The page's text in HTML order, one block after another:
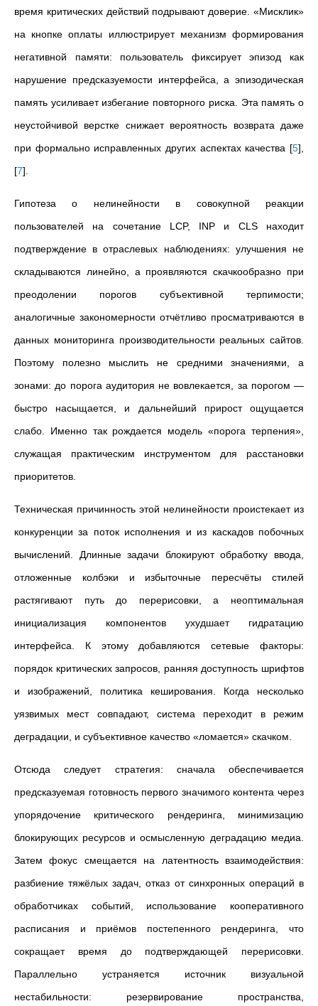
время критических действий подрывают доверие. «Мисклик»
на кнопке оплаты иллюстрирует механизм формирования
негативной памяти: пользователь фиксирует эпизод как
нарушение предсказуемости интерфейса, а эпизодическая
память усиливает избегание повторного риска. Эта память о
неустойчивой верстке снижает вероятность возврата даже
при формально исправленных других аспектах качества [5]
[7]
Гипотеза о нелинейности в совокупной реакции
пользователей на сочетание LCP, INP и CLS находит
подтверждение в отраслевых наблюдениях: улучшения не
складываются линейно, а проявляются скачкообразно при
преодолении порогов субъективной терпимости;
аналогичные закономерности отчётливо просматриваются в
данных мониторинга производительности реальных сайтов.
Поэтому полезно мыслить не средними значениями, а
зонами: до порога аудитория не вовлекается, за порогом —
быстро насыщается, и дальнейший прирост ощущается
слабо. Именно так рождается модель «порога терпения»,
служащая практическим инструментом для расстановки
приоритетов.
Техническая причинность этой нелинейности проистекает из
конкуренции за поток исполнения и из каскадов побочных
вычислений. Длинные задачи блокируют обработку ввода,
отложенные колбэки и избыточные пересчёты стилей
растягивают путь до перерисовки, а неоптимальная
инициализация компонентов ухудшает гидратацию
интерфейса. К этому добавляются сетевые факторы:
порядок критических запросов, ранняя доступность шрифтов
и изображений, политика кеширования. Когда несколько
уязвимых мест совпадают, система переходит в режим
деградации, и субъективное качество «ломается» скачком.
Отсюда следует стратегия: сначала обеспечивается
предсказуемая готовность первого значимого контента через
упорядочение критического рендеринга, минимизацию
блокирующих ресурсов и осмысленную деградацию медиа.
Затем фокус смещается на латентность взаимодействия:
разбиение тяжёлых задач, отказ от синхронных операций в
обработчиках событий, использование кооперативного
расписания и приёмов постепенного рендеринга, что
сокращает время до подтверждающей перерисовки.
Параллельно устраняется источник визуальной
нестабильности: резервирование пространства,